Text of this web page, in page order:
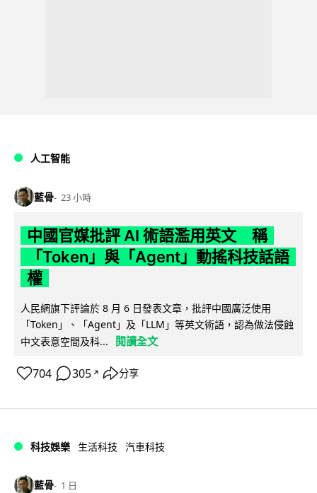
人工智能
藍骨 23 小時
中國官媒批評 AI 術語濫用英文 稱
「Token」與「Agent」動搖科技話語
權
人民網旗下評論於 8 月 6 日發表文章，批評中國廣泛使用
「Token」、「Agent」及「LLM」等英文術語，認為做法侵蝕
中文表意空間及科...
閱讀全文
704 305 ↗ 分享
科技娛樂 生活科技 汽車科技
藍骨 1 日